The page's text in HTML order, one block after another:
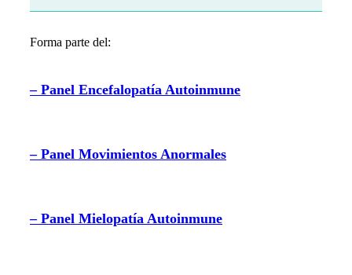
Forma parte del:
– Panel Encefalopatía Autoinmune
– Panel Movimientos Anormales
– Panel Mielopatía Autoinmune